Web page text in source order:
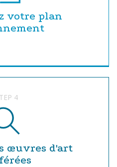
votre plan
4
œuvres d'art